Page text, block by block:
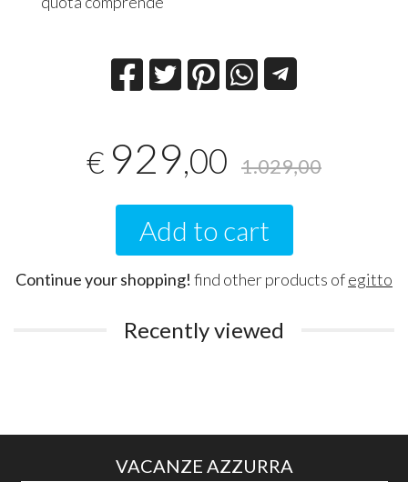
€ 929,00 1.029,00
Add to cart
Continue your shopping! find other products ofegitto
Recently viewed
VACANZE AZZURRA